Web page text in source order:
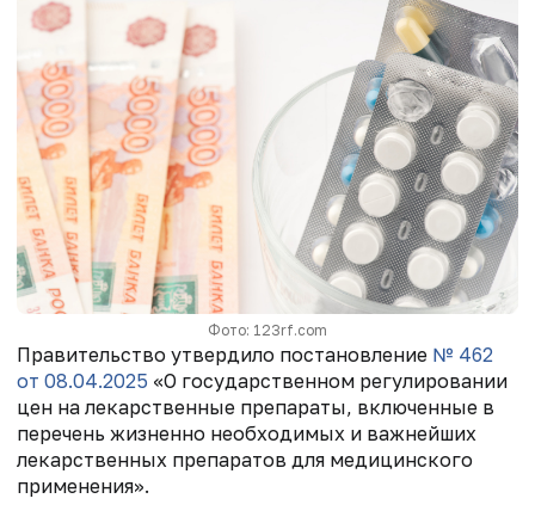
Фото: 123rf.com
Правительство утвердило постановление № 462
от 08.04.2025 «О государственном регулировании
цен на лекарственные препараты, включенные в
перечень жизненно необходимых и важнейших
лекарственных препаратов для медицинского
применения».